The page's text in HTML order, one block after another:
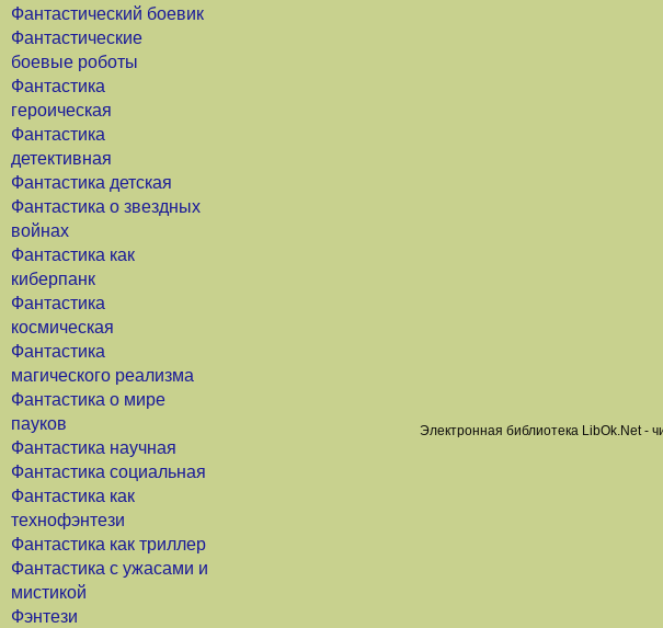
Фантастический боевик
Фантастические
боевые роботы
Фантастика
героическая
Фантастика
детективная
Фантастика детская
Фантастика о звездных
войнах
Фантастика как
киберпанк
Фантастика
космическая
Фантастика
магического реализма
Фантастика о мире
пауков
Фантастика научная
Фантастика социальная
Фантастика как
технофэнтези
Фантастика как триллер
Фантастика с ужасами и
мистикой
Фэнтези
Электронная библиотека LibOk.Net -